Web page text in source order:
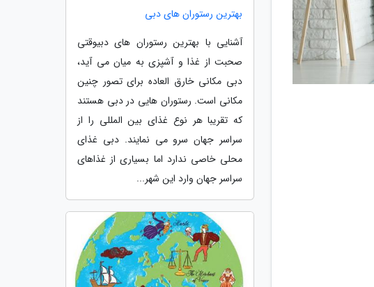
بهترین رستوران های دبی
آشنایی با بهترین رستوران های دبیوقتی
صحبت از غذا و آشپزی به میان می آید،
دبی مکانی خارق العاده برای تصور چنین
مکانی است. رستوران هایی در دبی هستند
که تقریبا هر نوع غذای بین المللی را از
سراسر جهان سرو می نمایند. دبی غذای
محلی خاصی ندارد اما بسیاری از غذاهای
سراسر جهان وارد این شهر...